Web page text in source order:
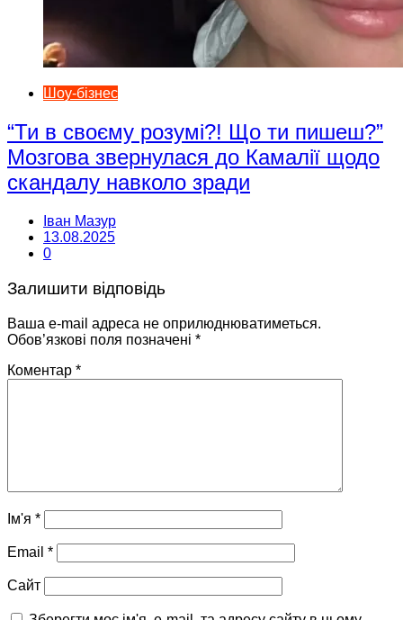
Шоу-бізнес
“Ти в своєму розумі?! Що ти пишеш?”
Мозгова звернулася до Камалії щодо
скандалу навколо зради
Іван Мазур
13.08.2025
0
Залишити відповідь
Ваша e-mail адреса не оприлюднюватиметься.
Обов’язкові поля позначені *
Коментар *
Ім'я *
Email *
Сайт